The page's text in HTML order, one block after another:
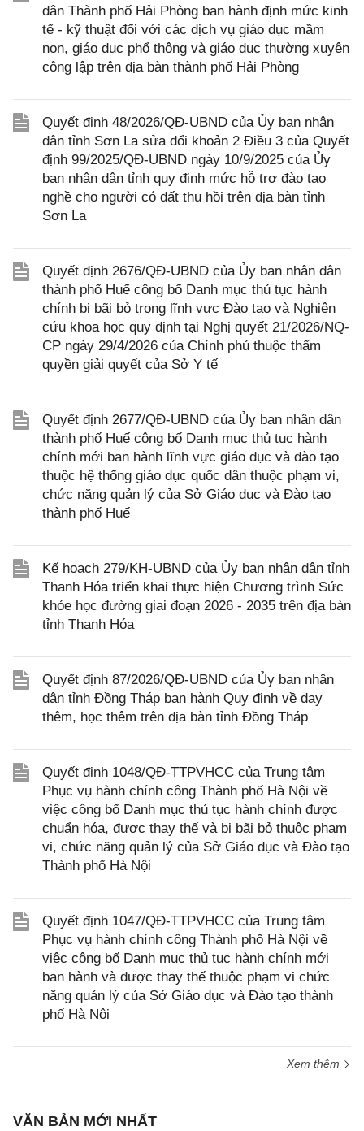
dân Thành phố Hải Phòng ban hành định mức kinh
tế - kỹ thuật đối với các dịch vụ giáo dục mầm
non, giáo dục phổ thông và giáo dục thường xuyên
công lập trên địa bàn thành phố Hải Phòng
Quyết định 48/2026/QĐ-UBND của Ủy ban nhân
dân tỉnh Sơn La sửa đổi khoản 2 Điều 3 của Quyết
định 99/2025/QĐ-UBND ngày 10/9/2025 của Ủy
ban nhân dân tỉnh quy định mức hỗ trợ đào tạo
nghề cho người có đất thu hồi trên địa bàn tỉnh
Sơn La
Quyết định 2676/QĐ-UBND của Ủy ban nhân dân
thành phố Huế công bố Danh mục thủ tục hành
chính bị bãi bỏ trong lĩnh vực Đào tạo và Nghiên
cứu khoa học quy định tại Nghị quyết 21/2026/NQ-
CP ngày 29/4/2026 của Chính phủ thuộc thẩm
quyền giải quyết của Sở Y tế
Quyết định 2677/QĐ-UBND của Ủy ban nhân dân
thành phố Huế công bố Danh mục thủ tục hành
chính mới ban hành lĩnh vực giáo dục và đào tạo
thuộc hệ thống giáo dục quốc dân thuộc phạm vi,
chức năng quản lý của Sở Giáo dục và Đào tạo
thành phố Huế
Kế hoạch 279/KH-UBND của Ủy ban nhân dân tỉnh
Thanh Hóa triển khai thực hiện Chương trình Sức
khỏe học đường giai đoạn 2026 - 2035 trên địa bàn
tỉnh Thanh Hóa
Quyết định 87/2026/QĐ-UBND của Ủy ban nhân
dân tỉnh Đồng Tháp ban hành Quy định về dạy
thêm, học thêm trên địa bàn tỉnh Đồng Tháp
Quyết định 1048/QĐ-TTPVHCC của Trung tâm
Phục vụ hành chính công Thành phố Hà Nội về
việc công bố Danh mục thủ tục hành chính được
chuẩn hóa, được thay thế và bị bãi bỏ thuộc phạm
vi, chức năng quản lý của Sở Giáo dục và Đào tạo
Thành phố Hà Nội
Quyết định 1047/QĐ-TTPVHCC của Trung tâm
Phục vụ hành chính công Thành phố Hà Nội về
việc công bố Danh mục thủ tục hành chính mới
ban hành và được thay thế thuộc phạm vi chức
năng quản lý của Sở Giáo dục và Đào tạo thành
phố Hà Nội
Xem thêm
VĂN BẢN MỚI NHẤT